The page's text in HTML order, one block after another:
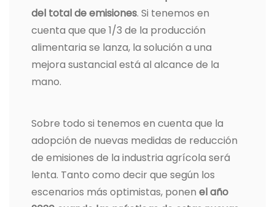
del total de emisiones. Si tenemos en
cuenta que que 1/3 de la producción
alimentaria se lanza, la solución a una
mejora sustancial está al alcance de la
mano.
Sobre todo si tenemos en cuenta que la
adopción de nuevas medidas de reducción
de emisiones de la industria agrícola será
lenta. Tanto como decir que según los
escenarios más optimistas, ponen el año